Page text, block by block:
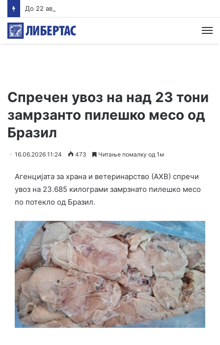
Спречен увоз на над 23 тони
замрзанто пилешко месо од
Бразил
16.06.2026 11:24 473 Читање помалку од 1м
Агенцијата за храна и ветеринарство (АХВ) спречи
увоз на 23.685 килограми замрзнато пилешко месо
по потекло од Бразил.